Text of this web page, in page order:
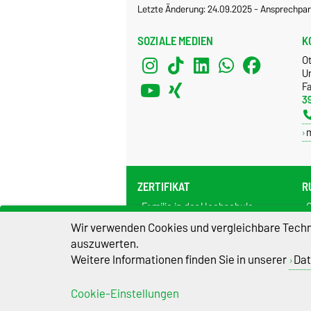
Letzte Änderung: 24.09.2025-
SOZIALE MEDIEN
ZERTIFIKAT
Familie in der Hochschule
Wir verwenden Cookies und vergleichbare
auszuwerten.
Weitere Informationen finden Sie in unserer
Cookie-Einstellungen